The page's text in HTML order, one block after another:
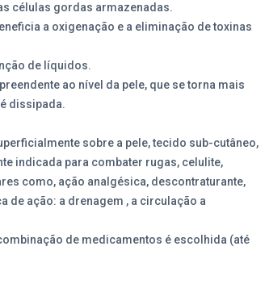
células gordas armazenadas.
a oxigenação e a eliminação de toxinas
de líquidos.
ao nível da pele, que se torna mais
dissipada.
sobre a pele, tecido sub-cutâneo,
indicada para combater rugas, celulite,
como, ação analgésica, descontraturante,
de ação: a drenagem , a circulação a
de medicamentos é escolhida (até